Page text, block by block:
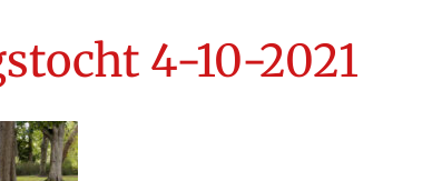
4-10-2021